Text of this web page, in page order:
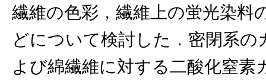
繊維の色彩，繊維上の蛍光染料
どについて検討した．密閉系
よび綿繊維に対する二酸化窒